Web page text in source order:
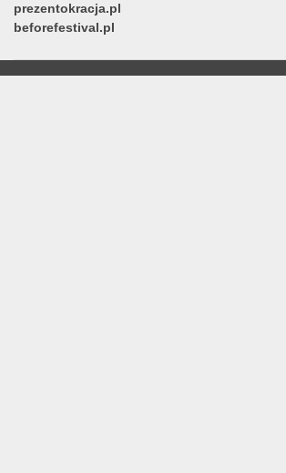
prezentokracja.pl
beforefestival.pl